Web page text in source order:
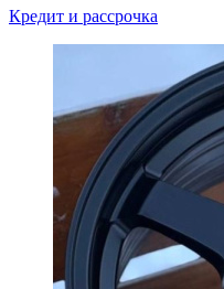
Кредит и рассрочка